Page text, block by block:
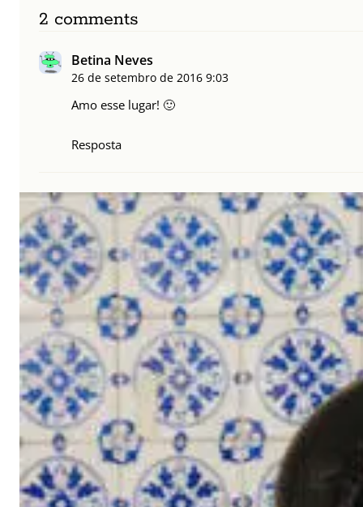
2 comments
Betina Neves
26 de setembro de 2016 9:03
Amo esse lugar! 🙂
Resposta